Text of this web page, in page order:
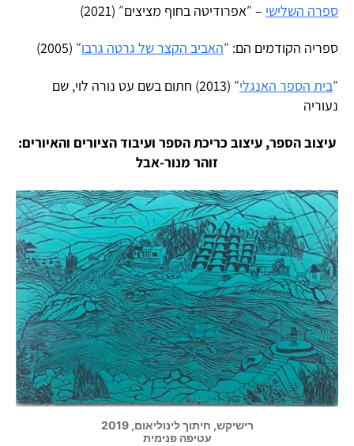
ספרה השלישי – ״אפרודיטה בחוף מציצים״ (2021)
ספריה הקודמים הם: ״האביב הקצר של גרטה גרבו״ (2005)
״בית הספר האנגלי
״ (2013) חתום בשם עט נורה לוי, שם
נעוריה
עיצוב הספר, עיצוב כריכת הספר ועיבוד הציורים והאיורים:
זוהר מנור-אבל
רישיקש, חיתוך לינוליאום, 2019
עטיפה פנימית